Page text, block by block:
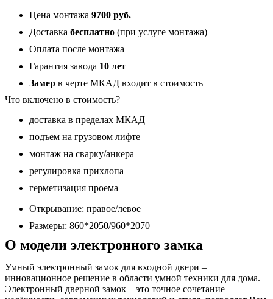
Цена монтажа 9700 руб.
Доставка бесплатно (при услуге монтажа)
Оплата после монтажа
Гарантия завода 10 лет
Замер в черте МКАД входит в стоимость
Что включено в стоимость?
доставка в пределах МКАД
подъем на грузовом лифте
монтаж на сварку/анкера
регулировка прихлопа
герметизация проема
Открывание: правое/левое
Размеры: 860*2050/960*2070
О модели электронного замка
Умный электронный замок для входной двери –
инновационное решение в области умной техники для дома.
Электронный дверной замок – это точное сочетание